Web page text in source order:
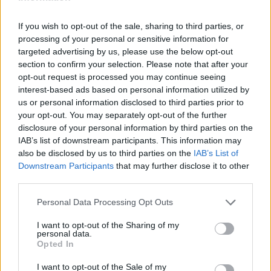
If you wish to opt-out of the sale, sharing to third parties, or
processing of your personal or sensitive information for
targeted advertising by us, please use the below opt-out
section to confirm your selection. Please note that after your
opt-out request is processed you may continue seeing
interest-based ads based on personal information utilized by
us or personal information disclosed to third parties prior to
your opt-out. You may separately opt-out of the further
disclosure of your personal information by third parties on the
IAB’s list of downstream participants. This information may
also be disclosed by us to third parties on the IAB’s List of
Downstream Participants that may further disclose it to other
Personal Data Processing Opt Outs
I want to opt-out of the Sharing of my
personal data.
Opted In
I want to opt-out of the Sale of my
najwyraźniej nie uszło uwadze działaczom organizacji.
Co istotne, jeżeli Shlatan faktycznie znajdzie się w
głównym zespole na przyszły rok, to stanie przed
szansą na debiut w najwyższej klasie rozgrywkowej w
Europie. Dotychczas bowiem rywalizował on wyłącznie
w starokontynentalnych ligach regionalnych m.in. w
Polsce oraz Hiszpanii.
Neon łączony z powrotem do
organizacji
rozgrywek 2022 dolnej alei Królików strzec będzie
Matúš "Neon" Jakubčík. Dla Słowaka byłby to powrót
do formacji, której barw bronił już w 2019 roku.
Niemniej wówczas grywał głównie w akademii i z
czasem zdecydował się na transfer do FC Schalke 04,